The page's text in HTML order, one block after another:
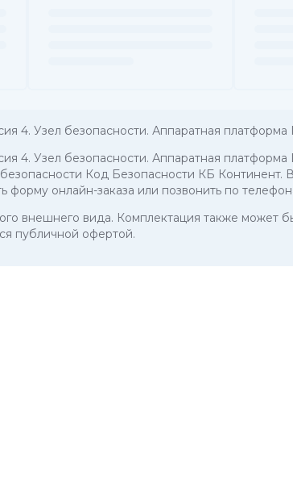
4. Узел безопасности. Аппаратная
4. Узел безопасности. Аппаратная платформа
Код Безопасности КБ Континент.
форму онлайн-заказа или позвонить по
внешнего вида. Комплектация также может
публичной офертой.